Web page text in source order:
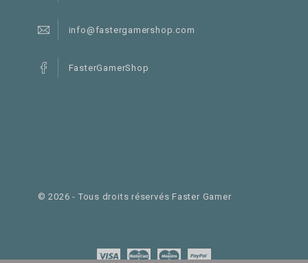
info@fastergamershop.com
FasterGamerShop
©2026 - Tous droits réservés Faster Gamer